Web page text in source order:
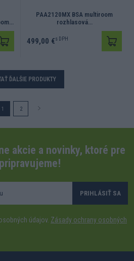
PAA2120MX BSA multiroom
rozhlasová…
499,00 €s DPH
ĎALŠIE PRODUKTY
1 2
akcie a novinky, ktoré pre
údajov. Zásady ochrany osobných
PRIHLÁSIŤ SA